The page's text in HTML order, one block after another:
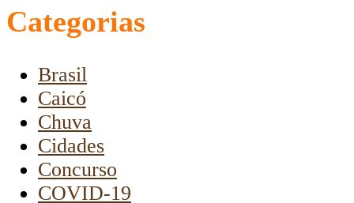
Categorias
Brasil
Caicó
Chuva
Cidades
Concurso
COVID-19